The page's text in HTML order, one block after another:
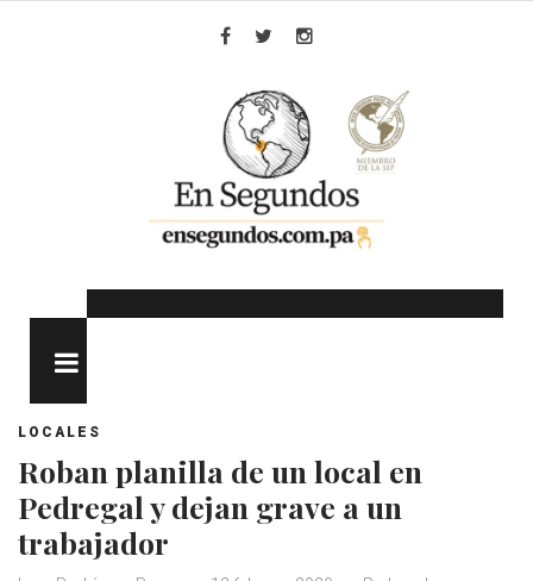
LOCALES
Roban planilla de un local en
Pedregal y dejan grave a un
trabajador